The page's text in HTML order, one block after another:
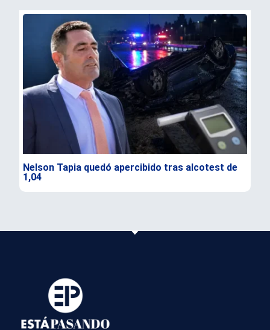
Nelson Tapia quedó apercibido tras alcotest de
1,04